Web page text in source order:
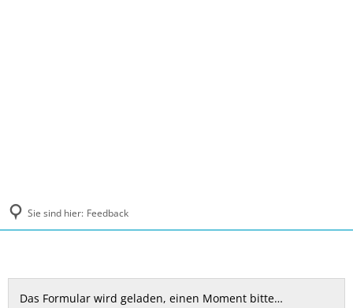
Sie sind hier: Feedback
Feedback
Das Formular wird geladen, einen Moment bitte…